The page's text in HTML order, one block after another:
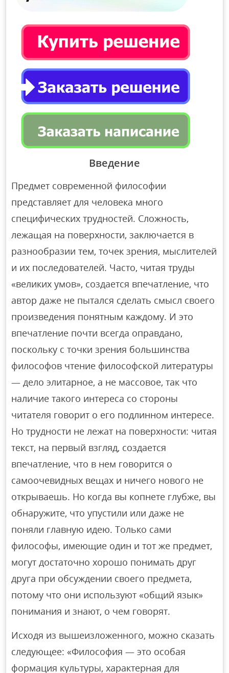
Введение
Предмет современной философии
представляет для человека много
специфических трудностей. Сложность,
лежащая на поверхности, заключается в
разнообразии тем, точек зрения, мыслителей
и их последователей. Часто, читая труды
«великих умов», создается впечатление, что
автор даже не пытался сделать смысл своего
произведения понятным каждому. И это
впечатление почти всегда оправдано,
поскольку с точки зрения большинства
философов чтение философской литературы
— дело элитарное, а не массовое, так что
наличие такого интереса со стороны
читателя говорит о его подлинном интересе.
Но трудности не лежат на поверхности: читая
текст, на первый взгляд, создается
впечатление, что в нем говорится о
самоочевидных вещах и ничего нового не
открываешь. Но когда вы копнете глубже, вы
обнаружите, что упустили или даже не
поняли главную идею. Только сами
философы, имеющие один и тот же предмет,
могут достаточно хорошо понимать друг
друга при обсуждении своего предмета,
потому что они используют «общий язык»
понимания и знают, о чем говорят.
Исходя из вышеизложенного, можно сказать
следующее: «Философия — это особая
формация культуры, характерная для